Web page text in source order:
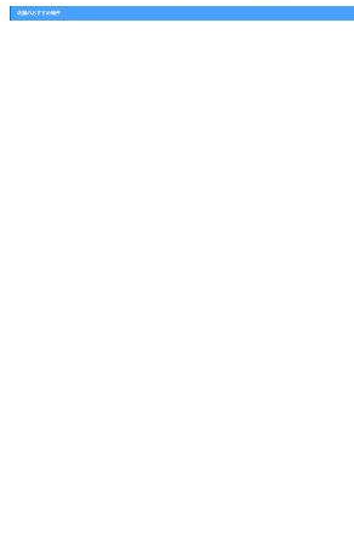
店舗のおすすめ物件